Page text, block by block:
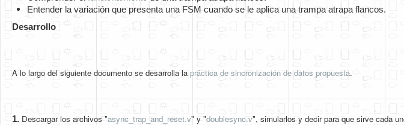
Entender la variación que presenta una FSM cuando se le aplica una trampa atrapa flancos.
Desarrollo
A lo largo del siguiente documento se desarrolla la práctica de sincronización de datos propuesta.
1. Descargar los archivos "async_trap_and_reset.v" y "doublesync.v", simularlos y decir para que sirve cada